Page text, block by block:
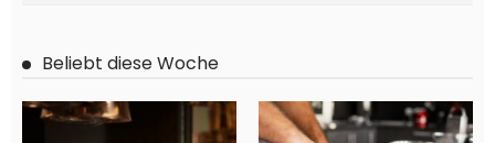
Beliebt diese Woche